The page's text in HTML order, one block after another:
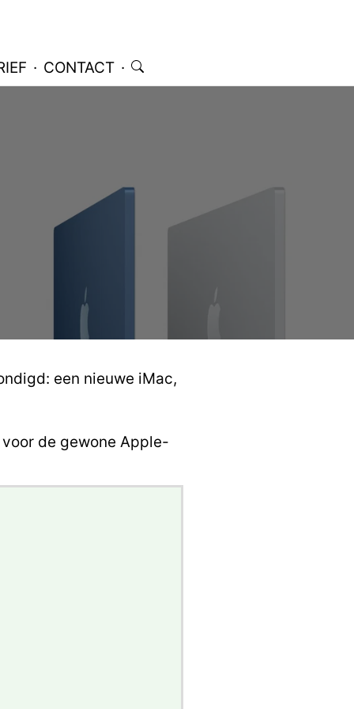
· CONTACT ·
een nieuwe iMac,
de gewone Apple-